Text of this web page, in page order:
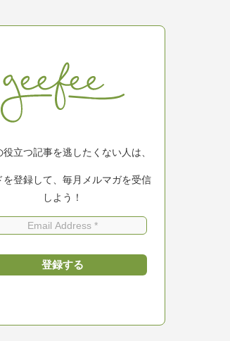
役立つ記事を逃したくない人は、
を登録して、毎月メルマガを受信
しよう！